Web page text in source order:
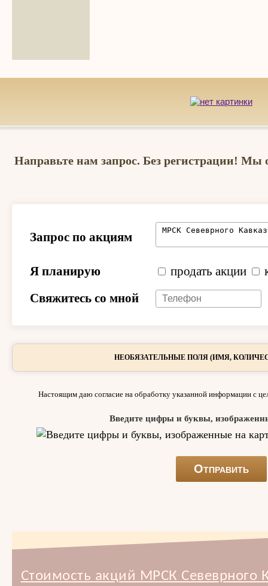
Направьте нам запрос. Без регистрации! Мы
Запрос по акциям
Я планирую продать акции
Свяжитесь со мной
НЕОБЯЗАТЕЛЬНЫЕ ПОЛЯ (ИМЯ,
Настоящим даю согласие на обработку указанной информации с
Введите цифры и буквы,
Стоимость акций МРСК Севеврного